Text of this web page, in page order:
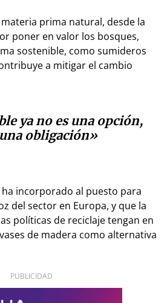
prima natural, desde la
poner en valor los bosques,
sostenible, como sumideros
a mitigar el cambio
ya no es una opción,
obligación»
incorporado al puesto para
del sector en Europa, y que la
políticas de reciclaje tengan en
de madera como alternativa
PUBLICIDAD